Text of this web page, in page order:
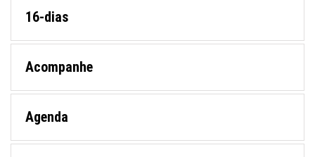
16-dias
Acompanhe
Agenda